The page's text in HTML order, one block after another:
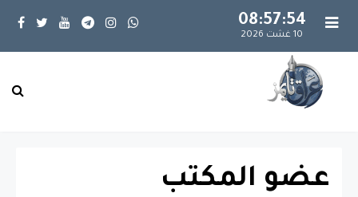
08:57:55
10 غشت 2026
عضو المكتب